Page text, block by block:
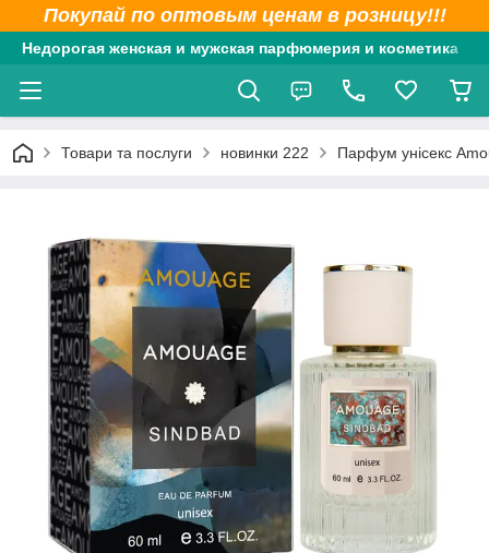
Покупай по оптовым ценам в розницу!!!
Недорогая женская и мужская парфюмерия и косметика
Товари та послуги новинки 222 Парфум унісекс